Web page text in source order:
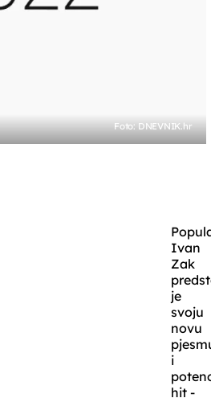
Foto: DNEVNIK.hr
Ivan
Zak
je
svoju
novu
i
hit -